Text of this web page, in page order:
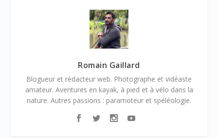
Romain Gaillard
Blogueur et rédacteur web. Photographe et vidéaste
amateur. Aventures en kayak, à pied et à vélo dans la
nature. Autres passions : paramoteur et spéléologie.